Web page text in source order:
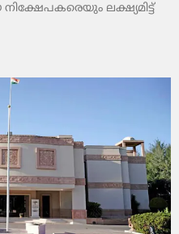
ലക്ഷ്യമിട്ട്